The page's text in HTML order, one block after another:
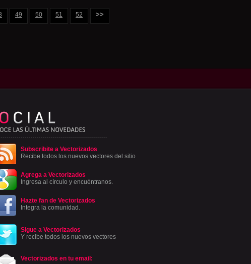
49 50 51 52 >>
Subscribite a Vectorizados
Recibe todos los nuevos vectores del sitio
Agrega a Vectorizados
Ingresa al círculo y encuéntranos.
Hazte fan de Vectorizados
Integra la comunidad.
Sigue a Vectorizados
Y recibe todos los nuevos vectores
Vectorizados en tu email: